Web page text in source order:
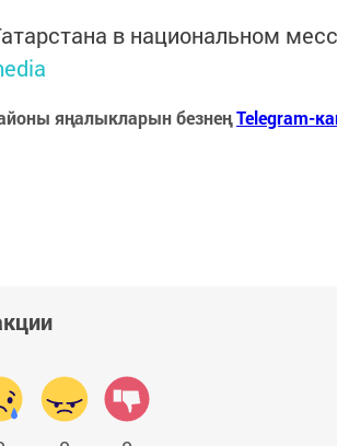
в национальном
яңалыкларын безнеңTelegram-